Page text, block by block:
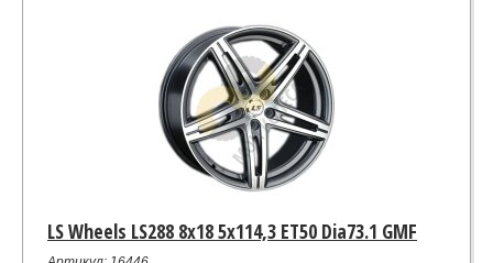
LS Wheels LS288 8x18 5x114,3 ET50 Dia73.1 GMF